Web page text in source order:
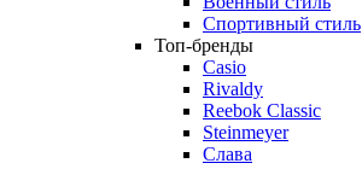
Спортивный стиль
Топ-бренды
Casio
Rivaldy
Reebok Classic
Steinmeyer
Слава